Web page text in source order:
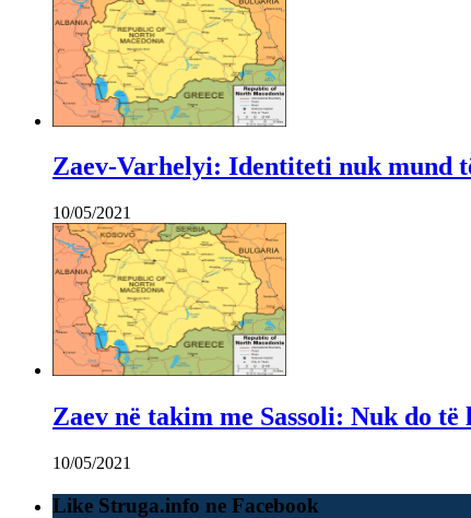
Zaev-Varhelyi: Identiteti nuk mund
10/05/2021
Zaev në takim me Sassoli: Nuk do
10/05/2021
Like Struga.info ne Facebook